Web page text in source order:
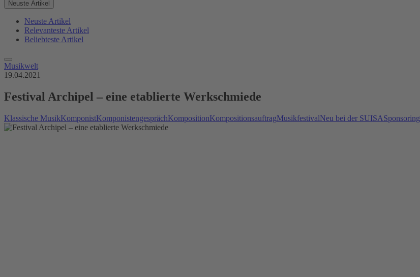
Neuste Artikel
Neuste Artikel
Relevanteste Artikel
Beliebteste Artikel
Musikwelt
19.04.2021
Festival Archipel – eine etablierte Werkschmiede
Klassische MusikKomponistKomponistengesprächKompositionKompositionsauftragMusikfestivalNeu bei der SUISASponsoring